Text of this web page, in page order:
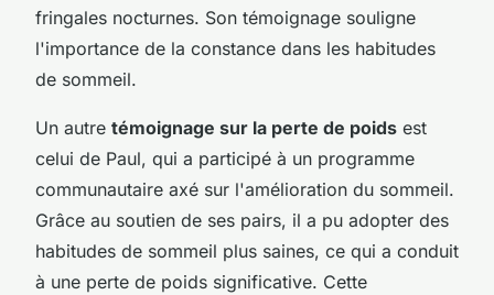
fringales nocturnes. Son témoignage souligne
l'importance de la constance dans les habitudes
de sommeil.
Un autre témoignage sur la perte de poids est
celui de Paul, qui a participé à un programme
communautaire axé sur l'amélioration du sommeil.
Grâce au soutien de ses pairs, il a pu adopter des
habitudes de sommeil plus saines, ce qui a conduit
à une perte de poids significative. Cette